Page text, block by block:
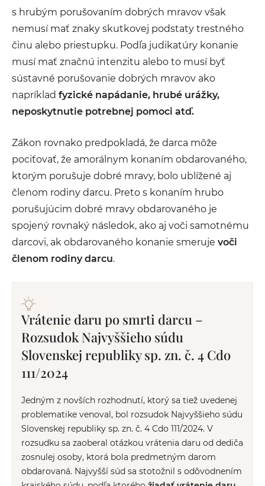
s hrubým porušovaním dobrých mravov však
nemusí mať znaky skutkovej podstaty trestného
činu alebo priestupku. Podľa judikatúry konanie
musí mať značnú intenzitu alebo to musí byť
sústavné porušovanie dobrých mravov ako
napríklad fyzické napádanie, hrubé urážky,
neposkytnutie potrebnej pomoci atď.
Zákon rovnako predpokladá, že darca môže
pociťovať, že amorálnym konaním obdarovaného,
ktorým porušuje dobré mravy, bolo ublížené aj
členom rodiny darcu. Preto s konaním hrubo
porušujúcim dobré mravy obdarovaného je
spojený rovnaký následok, ako aj voči samotnému
darcovi, ak obdarovaného konanie smeruje voči
členom rodiny darcu.
Vrátenie daru po smrti darcu –
Rozsudok Najvyššieho súdu
Slovenskej republiky sp. zn. č. 4 Cdo
111/2024
Jedným z novších rozhodnutí, ktorý sa tiež uvedenej
problematike venoval, bol rozsudok Najvyššieho súdu
Slovenskej republiky sp. zn. č. 4 Cdo 111/2024. V
rozsudku sa zaoberal otázkou vrátenia daru od dediča
zosnulej osoby, ktorá bola predmetným darom
obdarovaná. Najvyšší súd sa stotožnil s odôvodnením